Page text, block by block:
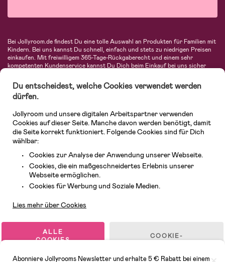
Bei Jollyroom.de findest Du eine tolle Auswahl an Produkten für Familien mit
Kindern. Bei uns kannst Du schnell, einfach und stets zu niedrigen Preisen
einkaufen. Mit freiwilligem 365-Tage-Rückgaberecht und einem sehr
kompetenten Kundenservice kannst Du Dich beim Einkauf bei uns sicher
Autositze, Kinder- und Babymode, Produkte für Mütter und eine Menge
fantastischer Einrichtungsgegenstände, Spielsachen, Babyprodukte und
vieles mehr. Wir haben Produkte von bekannten Herstellern wie Britax, Maxi-
Avent, Jack Wolfskin, Cybex, LEGO und vielen mehr. Schau Dich um in
unserer vielfältigen Online-Boutique für Kinder & Babys. Willkommen!
© 2026 Jollyroom GmbH. Alle Rechte vorbehalten.
Abonniere Jollyrooms Newsletter und erhalte 5 € Rabatt bei einem
Du entscheidest, welche Cookies verwendet werden
dürfen.
Jollyroom und unsere digitalen Arbeitspartner verwenden
Cookies auf dieser Seite. Manche davon werden benötigt, damit
die Seite korrekt funktioniert. Folgende Cookies sind für Dich
wählbar:
Cookies zur Analyse der Anwendung unserer Webseite.
Cookies, die ein maßgeschneidertes Erlebnis unserer
Webseite ermöglichen.
Cookies für Werbung und Soziale Medien.
Lies mehr über Cookies
ALLE
COOKIES
COOKIE-